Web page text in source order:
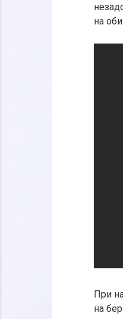
на
При
на